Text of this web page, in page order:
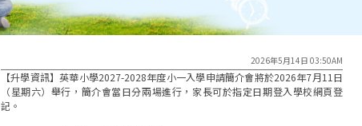
2026年5月14日 03:50AM
【升學資訊】英華小學2027-2028年度小一入學申請簡介會將於2026年7月11日
（星期六）舉行，簡介會當日分兩場進行，家長可於指定日期登入學校網頁登
記。